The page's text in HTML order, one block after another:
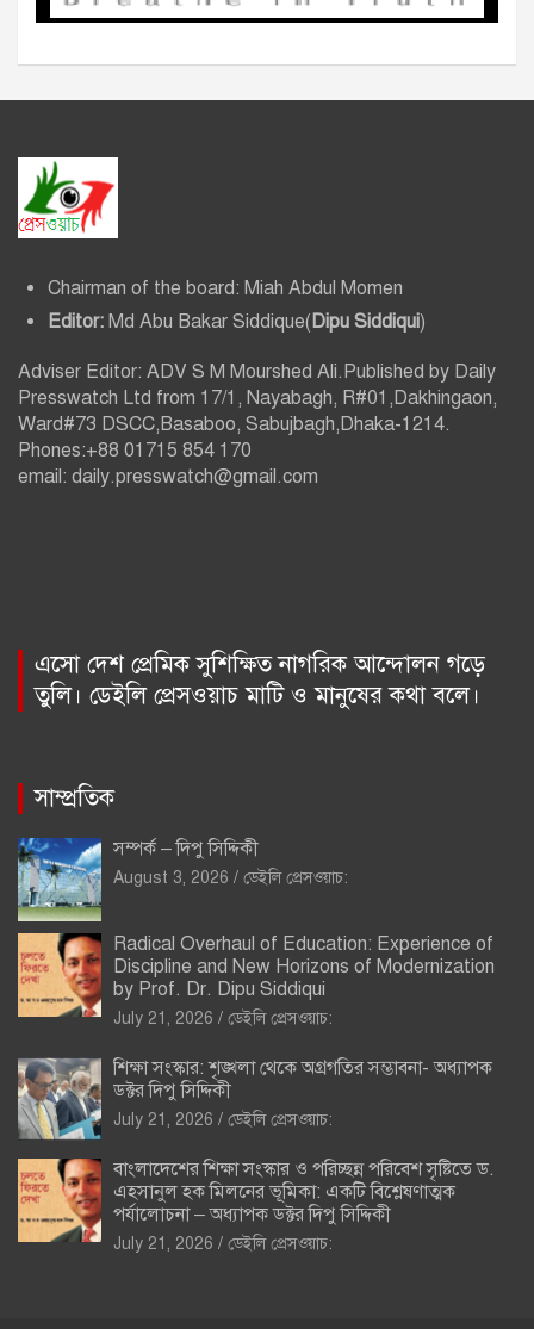
Chairman of the board: Miah Abdul Momen
Editor: Md Abu Bakar Siddique(Dipu Siddiqui)
Adviser Editor: ADV S M Mourshed Ali.Published by Daily
Presswatch Ltd from 17/1, Nayabagh, R#01,Dakhingaon,
Ward#73 DSCC,Basaboo, Sabujbagh,Dhaka-1214.
Phones:+88 01715 854 170
email: daily.presswatch@gmail.com
এসো দেশ প্রেমিক সুশিক্ষিত নাগরিক আন্দোলন গড়ে
তুলি। ডেইলি প্রেসওয়াচ মাটি ও মানুষের কথা বলে।
সাম্প্রতিক
সম্পর্ক – দিপু সিদ্দিকী
August 3, 2026 ডেইলি প্রেসওয়াচ:
Radical Overhaul of Education: Experience of
Discipline and New Horizons of Modernization
by Prof. Dr. Dipu Siddiqui
July 21, 2026 ডেইলি প্রেসওয়াচ:
শিক্ষা সংস্কার: শৃঙ্খলা থেকে অগ্রগতির সম্ভাবনা- অধ্যাপক
ডক্টর দিপু সিদ্দিকী
July 21, 2026 ডেইলি প্রেসওয়াচ:
বাংলাদেশের শিক্ষা সংস্কার ও পরিচ্ছন্ন পরিবেশ সৃষ্টিতে ড.
এহসানুল হক মিলনের ভূমিকা: একটি বিশ্লেষণাত্মক
পর্যালোচনা – অধ্যাপক ডক্টর দিপু সিদ্দিকী
July 21, 2026 ডেইলি প্রেসওয়াচ: